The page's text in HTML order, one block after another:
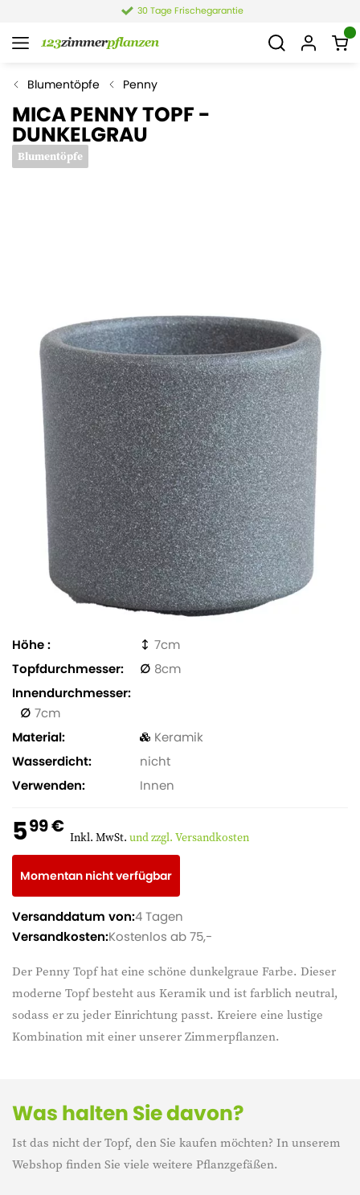
30 Tage Frischegarantie
Blumentöpfe Penny
MICA PENNY TOPF -
DUNKELGRAU
Blumentöpfe
Der Penny Topf hat eine schöne dunkelgraue Farbe. Dieser
moderne Topf besteht aus Keramik und ist farblich neutral,
sodass er zu jeder Einrichtung passt. Kreiere eine lustige
Kombination mit einer unserer Zimmerpflanzen.
Höhe
7
Topfdurchmesser
8
Innendurchmesser
7
Material
Keramik
Wasserdicht
nicht
Verwenden
Innen
599 € Inkl. MwSt. und zzgl. Versandkosten
Momentan nicht verfügbar
Versanddatum von:4 Tagen
Versandkosten:Kostenlos ab 75,-
Was halten Sie davon?
Ist das nicht der Topf, den Sie kaufen möchten? In unserem
Webshop finden Sie viele weitere Pflanzgefäßen.